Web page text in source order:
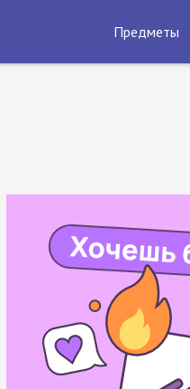
Предметы